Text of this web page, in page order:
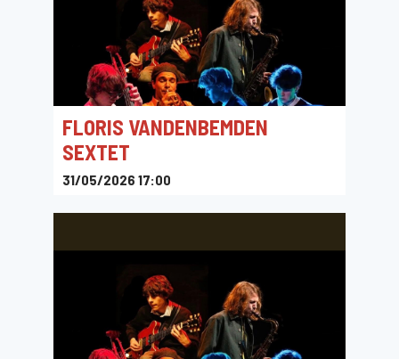
FLORIS VANDENBEMDEN
SEXTET
31/05/2026 17:00